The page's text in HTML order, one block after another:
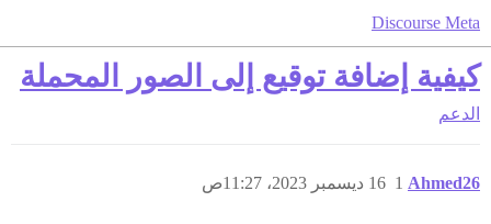
Discourse Meta
كيفية إضافة توقيع إلى الصور المحملة
الدعم
Ahmed26 16 ديسمبر 2023، 11:27ص 1